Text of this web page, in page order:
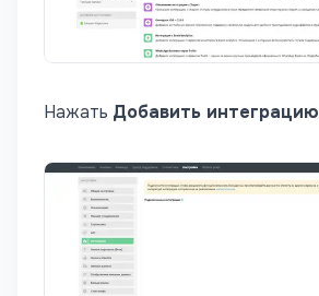
Нажать Добавить интеграцию